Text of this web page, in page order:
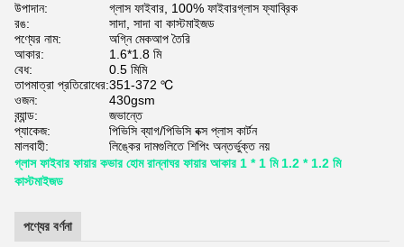
উপাদান:
গ্লাস ফাইবার, 100% ফাইবারগ্লাস ফ্যাব্রিক
রঙ:
সাদা, সাদা বা কাস্টমাইজড
পণ্যের নাম:
অগ্নি মেকআপ তৈরি
আকার:
1.6*1.8 মি
বেধ:
0.5 মিমি
তাপমাত্রা প্রতিরোধের:351-372 ℃
ওজন:
430gsm
ব্র্যান্ড:
জভান্তে
প্যাকেজ:
পিভিসি ব্যাগ/পিভিসি বক্স প্লাস কার্টন
মালবাহী:
লিঙ্কের দামগুলিতে শিপিং অন্তর্ভুক্ত নয়
গ্লাস ফাইবার ফায়ার কভার হোম রান্নাঘর ফায়ার আকার 1 * 1 মি 1.2 * 1.2 মি
কাস্টমাইজড
পণ্যের বর্ণনা